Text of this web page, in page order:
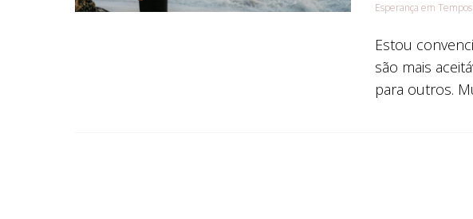
Esperança em
Estou
são mais
para outros.